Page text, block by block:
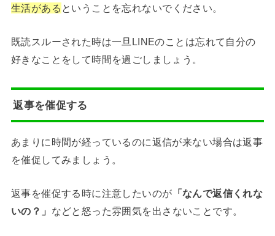
生活がある ということを忘れないでください。
既読スルーされた時は一旦LINEのことは忘れて自分の
好きなことをして時間を過ごしましょう。
返事を催促する
あまりに時間が経っているのに返信が来ない場合は返事
を催促してみましょう。
返事を催促する時に注意したいのが 「なんで返信くれな
いの？」 などと怒った雰囲気を出さないことです。